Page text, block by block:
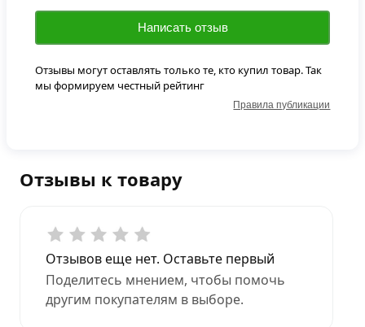
Отзывы к товару
Отзывов еще нет. Оставьте первый
Поделитесь мнением, чтобы помочь
другим покупателям в выборе.
Написать отзыв
Отзывы могут оставлять только те, кто купил товар. Так
мы формируем честный рейтинг
Правила публикации